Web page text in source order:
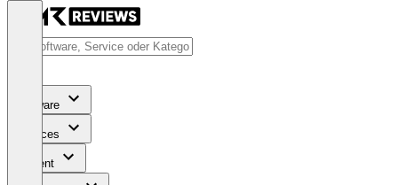
Software
Services
Content